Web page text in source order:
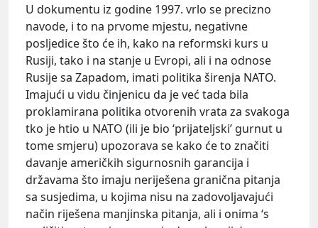
U dokumentu iz godine 1997. vrlo se precizno
navode, i to na prvome mjestu, negativne
posljedice što će ih, kako na reformski kurs u
Rusiji, tako i na stanje u Evropi, ali i na odnose
Rusije sa Zapadom, imati politika širenja NATO.
Imajući u vidu činjenicu da je već tada bila
proklamirana politika otvorenih vrata za svakoga
tko je htio u NATO (ili je bio ‘prijateljski’ gurnut u
tome smjeru) upozorava se kako će to značiti
davanje američkih sigurnosnih garancija i
državama što imaju neriješena granična pitanja
sa susjedima, u kojima nisu na zadovoljavajući
način riješena manjinska pitanja, ali i onima ‘s